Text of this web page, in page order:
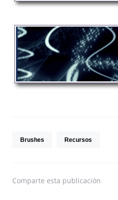
Brushes Recursos
Comparte esta publicación